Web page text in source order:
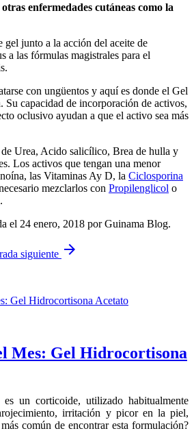
enfermedades cutáneas como la
gel junto a la acción del aceite de
a las fórmulas magistrales para el
con ungüentos y aquí es donde el Gel
Su capacidad de incorporación de activos,
oclusivo ayudan a que el activo sea más
Urea, Acido salicílico, Brea de hulla y
Los activos que tengan una menor
las Vitaminas Ay D, la Ciclosporina
mezclarlos con Propilenglicol o
.
el 24 enero, 2018 por Guinama Blog.
siguiente arrow_forward
Mes: Gel Hidrocortisona
es un corticoide, utilizado habitualmente
irritación y picor en la piel,
común de encontrar esta formulación?